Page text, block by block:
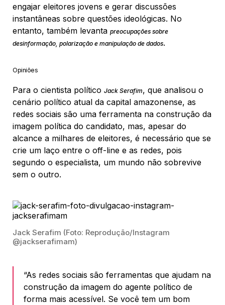
engajar eleitores jovens e gerar discussões
instantâneas sobre questões ideológicas. No
entanto, também levanta preocupações sobre
desinformação, polarização e manipulação de dados.
Opiniões
Para o cientista político Jack Serafim, que analisou o
cenário político atual da capital amazonense, as
redes sociais são uma ferramenta na construção da
imagem política do candidato, mas, apesar do
alcance a milhares de eleitores, é necessário que se
crie um laço entre o off-line e as redes, pois
segundo o especialista, um mundo não sobrevive
sem o outro.
Jack Serafim (Foto: Reprodução/Instagram
@jackserafimam)
“As redes sociais são ferramentas que ajudam na
construção da imagem do agente político de
forma mais acessível. Se você tem um bom